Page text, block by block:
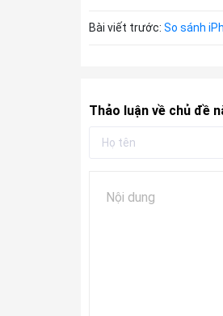
Bài viết trước: So sánh
Thảo luận về chủ đề